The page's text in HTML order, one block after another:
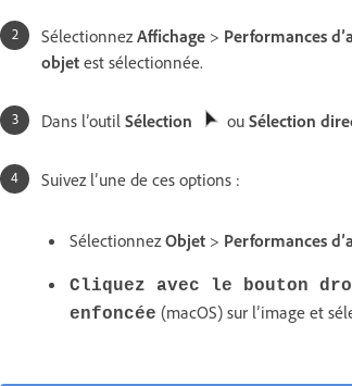
Sélectionnez Affichage > Performances
objet est sélectionnée.
Dans l’outil Sélection ou Sélection
Suivez l’une de ces options :
Sélectionnez Objet > Performances
Cliquez avec le bouton
enfoncée (macOS) sur l’image et